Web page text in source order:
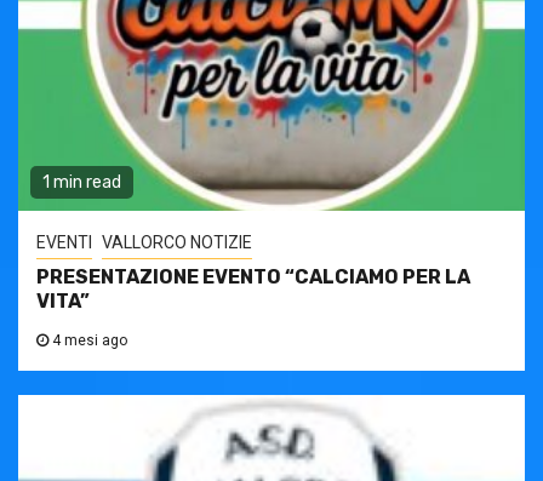
1 min read
EVENTI VALLORCO NOTIZIE
PRESENTAZIONE EVENTO “CALCIAMO PER LA
VITA”
4 mesi ago